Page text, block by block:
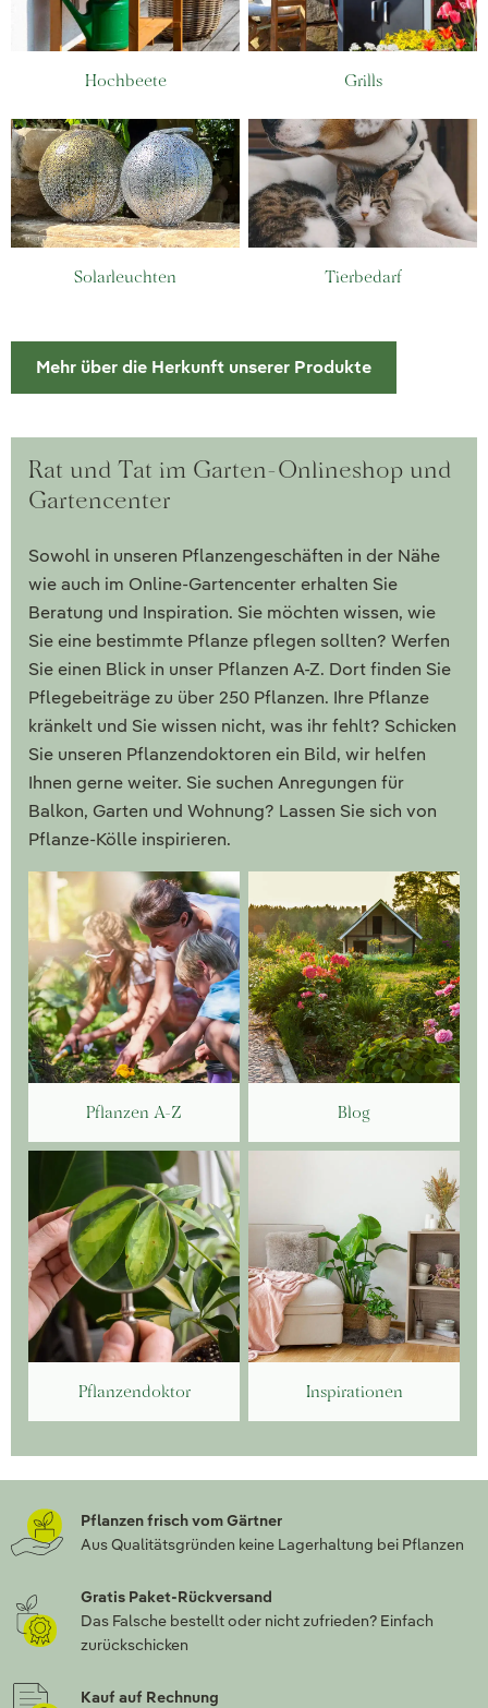
Hochbeete Grills
Solarleuchten Tierbedarf
Mehr über die Herkunft unserer Produkte
Rat und Tat im Garten-Onlineshop und
Gartencenter
Sowohl in unseren Pflanzengeschäften in der Nähe
wie auch im Online-Gartencenter erhalten Sie
Beratung und Inspiration. Sie möchten wissen, wie
Sie eine bestimmte Pflanze pflegen sollten? Werfen
Sie einen Blick in unser Pflanzen A-Z. Dort finden Sie
Pflegebeiträge zu über 250 Pflanzen. Ihre Pflanze
kränkelt und Sie wissen nicht, was ihr fehlt? Schicken
Sie unseren Pflanzendoktoren ein Bild, wir helfen
Ihnen gerne weiter. Sie suchen Anregungen für
Balkon, Garten und Wohnung? Lassen Sie sich von
Pflanze-Kölle inspirieren.
Pflanzen A-Z Blog
Pflanzendoktor Inspirationen
Pflanzen frisch vom Gärtner
Aus Qualitätsgründen keine Lagerhaltung bei Pflanzen
Gratis Paket-Rückversand
Das Falsche bestellt oder nicht zufrieden? Einfach
zurückschicken
Kauf auf Rechnung